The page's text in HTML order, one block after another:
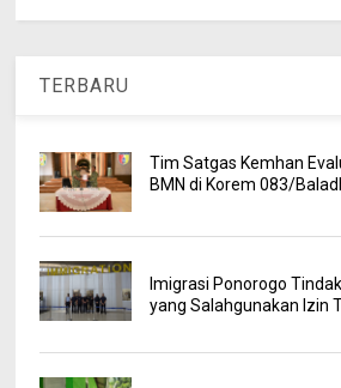
TERBARU
Tim Satgas Kemhan
BMN di Korem 083/
Imigrasi Ponorogo
yang Salahgunakan Izin